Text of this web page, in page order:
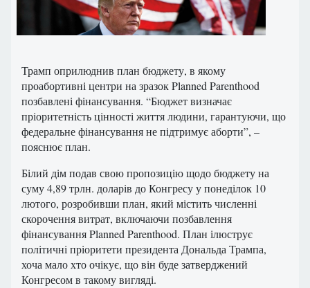
Трамп оприлюднив план бюджету, в якому
проабортивні центри на зразок Planned Parenthood
позбавлені фінансування. “Бюджет визначає
пріоритетність цінності життя людини, гарантуючи, що
федеральне фінансування не підтримує аборти”, –
пояснює план.
Білий дім подав свою пропозицію щодо бюджету на
суму 4,89 трлн. доларів до Конгресу у понеділок 10
лютого, розробивши план, який містить численні
скорочення витрат, включаючи позбавлення
фінансування Planned Parenthood. План ілюструє
політичні пріоритети президента Дональда Трампа,
хоча мало хто очікує, що він буде затверджений
Конгресом в такому вигляді.